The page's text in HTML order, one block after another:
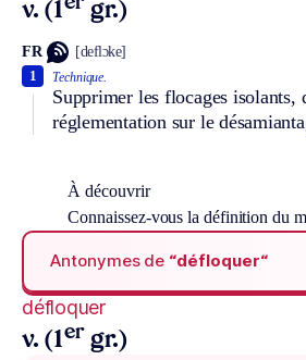
v. (1
gr.)
FR [deflɔke]
Technique.
Supprimer les flocages isolants,
réglementation sur le
1
À découvrir
Connaissez-vous la définition du
Antonymes de “défloquer“
défloquer
v. (1er gr.)